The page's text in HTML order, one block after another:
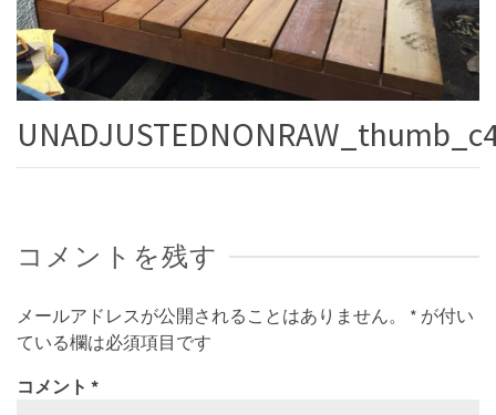
コメントを残す
メールアドレスが公開されることはありません。 * が付い
ている欄は必須項目です
コメント *